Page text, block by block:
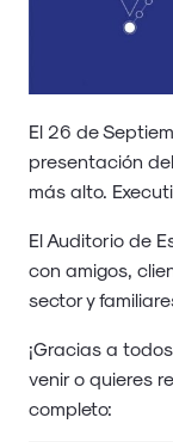
El 26 de
presentación
más alto.
El Auditorio de
con amigos,
sector y
¡Gracias a
venir o quieres
completo: